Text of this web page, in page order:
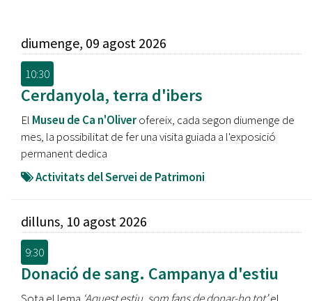
diumenge, 09 agost 2026
10:30
Cerdanyola, terra d'ibers
El Museu de Ca n'Oliverofereix, cada segon diumenge de
mes, la possibilitat de fer una visita guiada a l'exposició
permanent dedica
Activitats del Servei de Patrimoni
dilluns, 10 agost 2026
9:30
Donació de sang. Campanya d'estiu